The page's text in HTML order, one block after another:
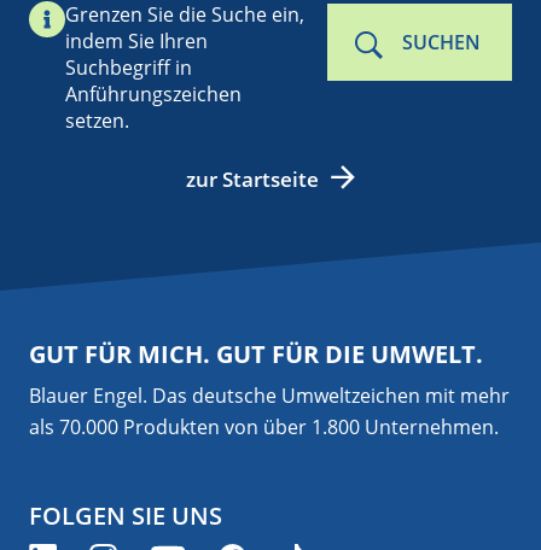
Grenzen Sie die Suche ein,
indem Sie Ihren
Suchbegriff in
Anführungszeichen
setzen.
SUCHEN
zur Startseite
GUT FÜR MICH. GUT FÜR DIE UMWELT.
Blauer Engel. Das deutsche Umweltzeichen mit mehr
als 70.000 Produkten von über 1.800 Unternehmen.
FOLGEN SIE UNS